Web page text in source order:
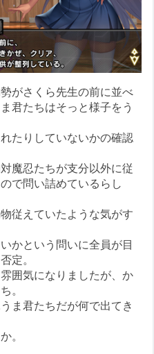
がさくら先生の前に並べ
君たちはそっと様子をう
たりしていないかの確認
魔忍たちが支分以外に従
で問い詰めているらし
従えていたような気がす
かという問いに全員が目
定。
囲気になりましたが、か
。
ま君たちだが何で出てき
。